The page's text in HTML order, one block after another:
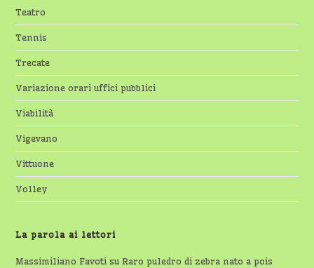
Teatro
Tennis
Trecate
Variazione orari uffici pubblici
Viabilità
Vigevano
Vittuone
Volley
La parola ai lettori
Massimiliano Favoti suRaro puledro di zebra nato a pois